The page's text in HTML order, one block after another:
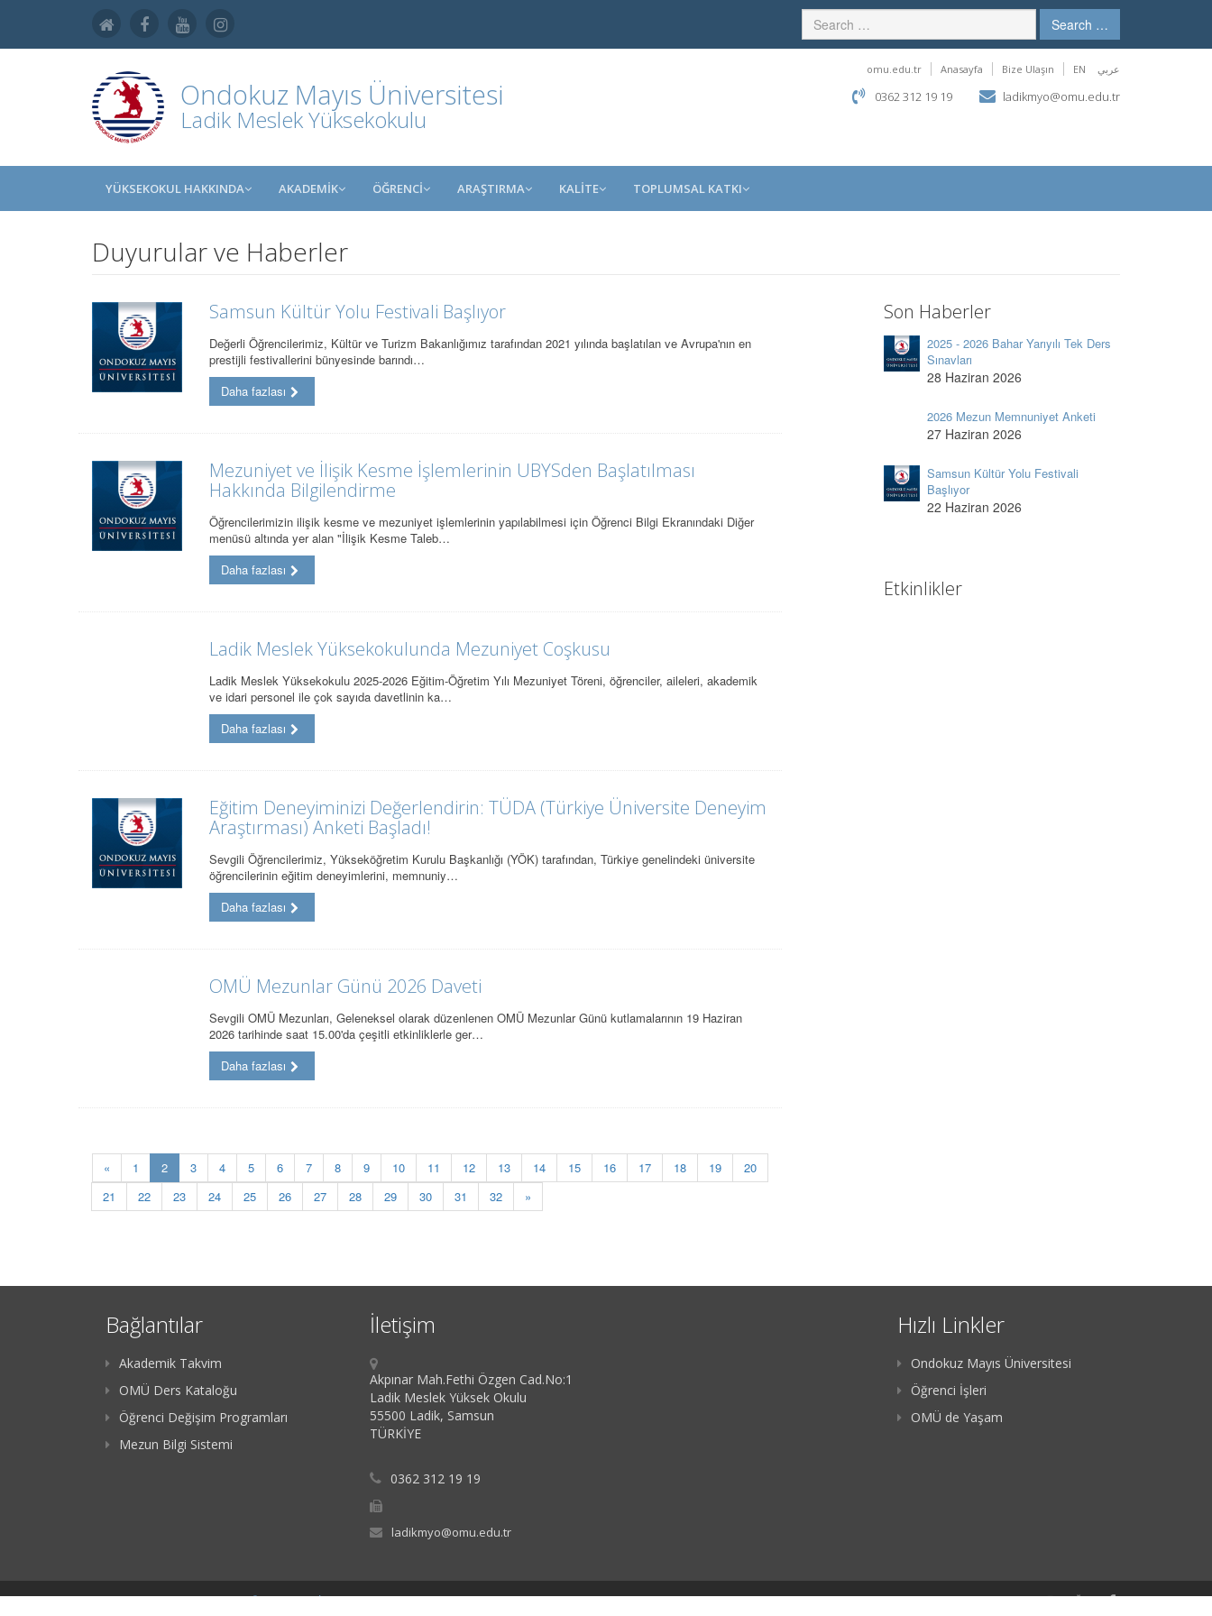
Search …
Ondokuz Mayıs Üniversitesi
Ladik Meslek Yüksekokulu
omu.edu.tr Anasayfa Bize Ulaşın EN عربي
0362 312 19 19 ladikmyo@omu.edu.tr
YÜKSEKOKUL HAKKINDA AKADEMİK ÖĞRENCİ ARAŞTIRMA KALİTE TOPLUMSAL KATKI
Duyurular ve Haberler
Samsun Kültür Yolu Festivali Başlıyor
Değerli Öğrencilerimiz, Kültür ve Turizm Bakanlığımız tarafından 2021 yılında başlatılan ve Avrupa'nın en
prestijli festivallerini bünyesinde barındı…
Daha fazlası
Mezuniyet ve İlişik Kesme İşlemlerinin UBYSden Başlatılması
Hakkında Bilgilendirme
Öğrencilerimizin ilişik kesme ve mezuniyet işlemlerinin yapılabilmesi için Öğrenci Bilgi Ekranındaki Diğer
menüsü altında yer alan "İlişik Kesme Taleb…
Daha fazlası
Ladik Meslek Yüksekokulunda Mezuniyet Coşkusu
Ladik Meslek Yüksekokulu 2025-2026 Eğitim-Öğretim Yılı Mezuniyet Töreni, öğrenciler, aileleri, akademik
ve idari personel ile çok sayıda davetlinin ka…
Daha fazlası
Eğitim Deneyiminizi Değerlendirin: TÜDA (Türkiye Üniversite Deneyim
Araştırması) Anketi Başladı!
Sevgili Öğrencilerimiz, Yükseköğretim Kurulu Başkanlığı (YÖK) tarafından, Türkiye genelindeki üniversite
öğrencilerinin eğitim deneyimlerini, memnuniy…
Daha fazlası
OMÜ Mezunlar Günü 2026 Daveti
Sevgili OMÜ Mezunları, Geleneksel olarak düzenlenen OMÜ Mezunlar Günü kutlamalarının 19 Haziran
2026 tarihinde saat 15.00'da çeşitli etkinliklerle ger…
Daha fazlası
« 1 2(current)
3 4 5 6 7 8 9 10 11 12 13 14 15 16 17 18 19
20
21
22 23 24 25 26 27 28 29 30 31 32 »
Son Haberler
2025 - 2026 Bahar Yarıyılı Tek Ders
Sınavları
28 Haziran 2026
2026 Mezun Memnuniyet Anketi
27 Haziran 2026
Samsun Kültür Yolu Festivali
Başlıyor
22 Haziran 2026
Etkinlikler
Bağlantılar
Akademik Takvim
OMÜ Ders Kataloğu
Öğrenci Değişim Programları
Mezun Bilgi Sistemi
İletişim
Akpınar Mah.Fethi Özgen Cad.No:1
Ladik Meslek Yüksek Okulu
55500 Ladik, Samsun
TÜRKİYE
0362 312 19 19
ladikmyo@omu.edu.tr
Hızlı Linkler
Ondokuz Mayıs Üniversitesi
Öğrenci İşleri
OMÜ de Yaşam
Copyright @ 2023 |Ondokuz Mayıs Üniversitesi-BİDB| Powered byGrav| 11635